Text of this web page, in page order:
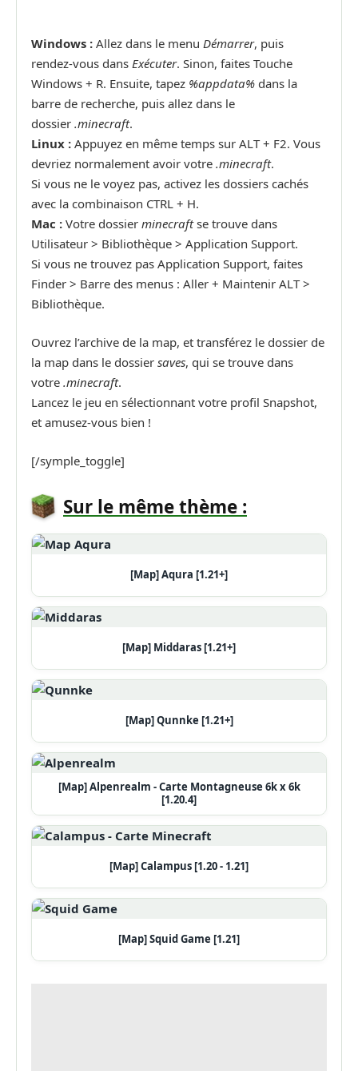
Windows : Allez dans le menu Démarrer, puis
rendez-vous dans Exécuter. Sinon, faites Touche
Windows + R. Ensuite, tapez %appdata% dans la
barre de recherche, puis allez dans le
dossier .minecraft.
Linux : Appuyez en même temps sur ALT + F2. Vous
devriez normalement avoir votre .minecraft.
Si vous ne le voyez pas, activez les dossiers cachés
avec la combinaison CTRL + H.
Mac : Votre dossier minecraftse trouve dans
Utilisateur > Bibliothèque > Application Support.
Si vous ne trouvez pas Application Support, faites
Finder > Barre des menus : Aller + Maintenir ALT >
Bibliothèque.
Ouvrez l’archive de la map, et transférez le dossier de
la map dans le dossier saves, qui se trouve dans
votre .minecraft.
Lancez le jeu en sélectionnant votre profil Snapshot,
et amusez-vous bien !
[/symple_toggle]
Sur le même thème :
[Map] Aqura [1.21+]
[Map] Middaras [1.21+]
[Map] Qunnke [1.21+]
[Map] Alpenrealm - Carte Montagneuse 6k x 6k
[1.20.4]
[Map] Calampus [1.20 - 1.21]
[Map] Squid Game [1.21]